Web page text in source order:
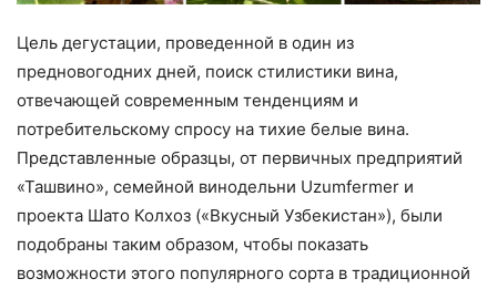
Цель дегустации, проведенной в один из
предновогодних дней, поиск стилистики вина,
отвечающей современным тенденциям и
потребительскому спросу на тихие белые вина.
Представленные образцы, от первичных предприятий
«Ташвино», семейной винодельни Uzumfermer и
проекта Шато Колхоз («Вкусный Узбекистан»), были
подобраны таким образом, чтобы показать
возможности этого популярного сорта в традиционной